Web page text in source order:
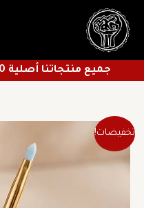
المحتوى
جميع منتجاتنا أصلية 100% ومن مصادرها الرسمية
تخفيضات!
الأصلي الحالي
كمية
فرشاة